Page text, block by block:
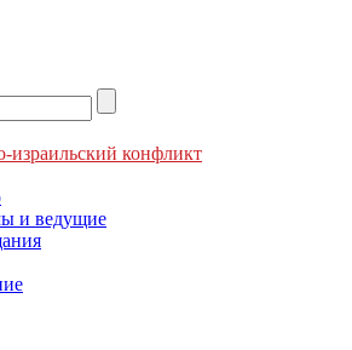
израильский конфликт
и ведущие